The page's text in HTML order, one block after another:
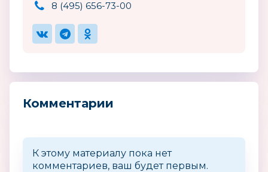
8 (495) 656-73-00
Комментарии
К этому материалу пока нет
комментариев, ваш будет первым.